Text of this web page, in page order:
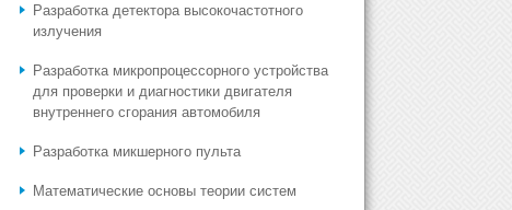
Разработка детектора высокочастотного
излучения
Разработка микропроцессорного устройства
для проверки и диагностики двигателя
внутреннего сгорания автомобиля
Разработка микшерного пульта
Математические основы теории систем